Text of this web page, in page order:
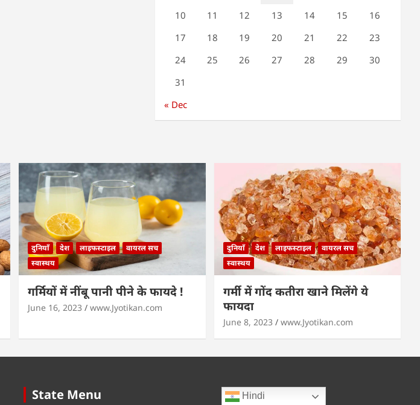
10
11 12 13 14 15
16
17
18 19 20 21 22
23
24
25 26 27 28 29
30
31
« Dec
दुनियाँ देश लाइफस्टाइल
वायरल सच
स्वास्थय
गर्मियों में नींबू पानी पीने के फायदे !
June 16, 2023 www.Jyotikan.com
दुनियाँ देश लाइफस्टाइल
वायरल सच
स्वास्थय
गर्मी में गोंद कतीरा खाने मिलेंगे ये
फायदा
June 8, 2023 www.Jyotikan.com
State Menu Hindi